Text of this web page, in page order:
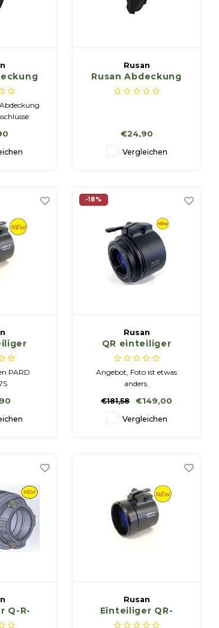
(zum
(Pulsar
benötigt
Rusan
Rusan Abdeckung
für Klemme (für
€24,90
Vergleichen
Pard
PARD
-18%
Rusan
QR einteiliger
Adapter für Pulsar
Krypton (ohne
Bildschirmpositionierung)
Angebot, Foto ist etwas
anders.
€181,58
€149,00
Vergleichen
Q-R-
Pulsar
Rusan
Einteiliger QR-
Adapter für Pard